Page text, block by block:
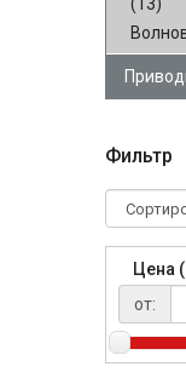
Фильтр
Цена
от: